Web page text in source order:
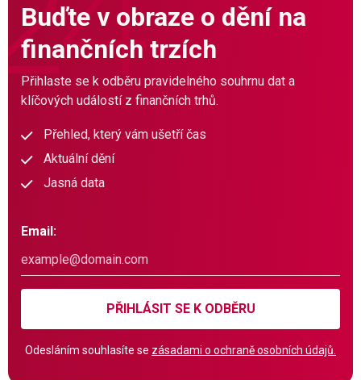
Buďte v obraze o dění na
finančních trzích
Přihlaste se k odběru pravidelného souhrnu dat a
klíčových událostí z finančních trhů.
Přehled, který vám ušetří čas
Aktuální dění
Jasná data
Email:
PŘIHLÁSIT SE K ODBĚRU
Odesláním souhlasíte se zásadami o ochraně osobních údajů.